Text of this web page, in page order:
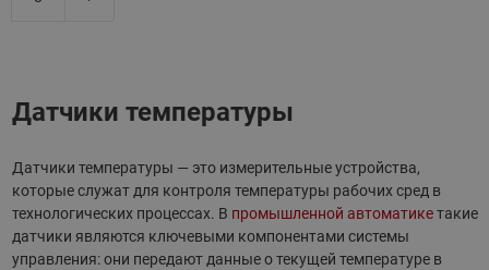
Датчики температуры
Датчики температуры — это измерительные устройства,
которые служат для контроля температуры рабочих сред в
технологических процессах. В промышленной автоматикетакие
датчики являются ключевыми компонентами системы
управления: они передают данные о текущей температуре в